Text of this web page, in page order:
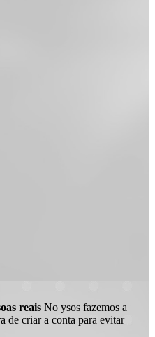
reais No ysos fazemos a
de criar a conta para evitar